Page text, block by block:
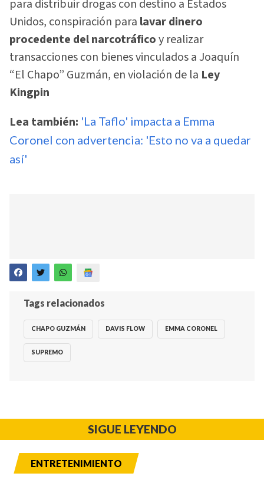
para distribuir drogas con destino a Estados
Unidos, conspiración para lavar dinero
procedente del narcotráficoy realizar
transacciones con bienes vinculados a Joaquín
“El Chapo” Guzmán, en violación de la Ley
Kingpin
Lea también: 'La Taflo' impacta a Emma
Coronel con advertencia: 'Esto no va a quedar
así'
Tags relacionados
CHAPO GUZMÁN DAVIS FLOW EMMA CORONEL
SUPREMO
SIGUE LEYENDO
ENTRETENIMIENTO